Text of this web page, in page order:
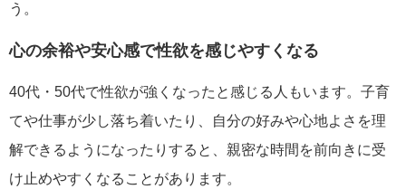
う。
心の余裕や安心感で性欲を感じやすくなる
40代・50代で性欲が強くなったと感じる人もいます。子育
てや仕事が少し落ち着いたり、自分の好みや心地よさを理
解できるようになったりすると、親密な時間を前向きに受
け止めやすくなることがあります。